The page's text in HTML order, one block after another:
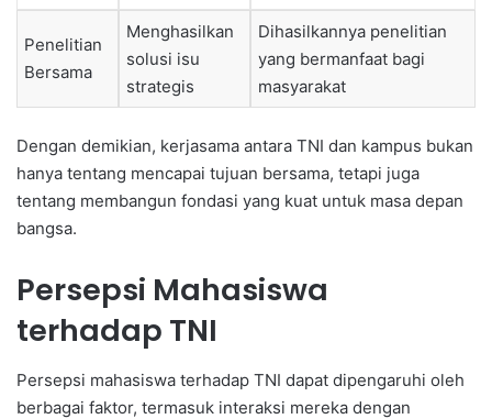
Penelitian
Bersama
Menghasilkan
solusi isu
strategis
Dihasilkannya penelitian
yang bermanfaat bagi
masyarakat
Dengan demikian, kerjasama antara TNI dan kampus bukan
hanya tentang mencapai tujuan bersama, tetapi juga
tentang membangun fondasi yang kuat untuk masa depan
bangsa.
Persepsi Mahasiswa
terhadap TNI
Persepsi mahasiswa terhadap TNI dapat dipengaruhi oleh
berbagai faktor, termasuk interaksi mereka dengan